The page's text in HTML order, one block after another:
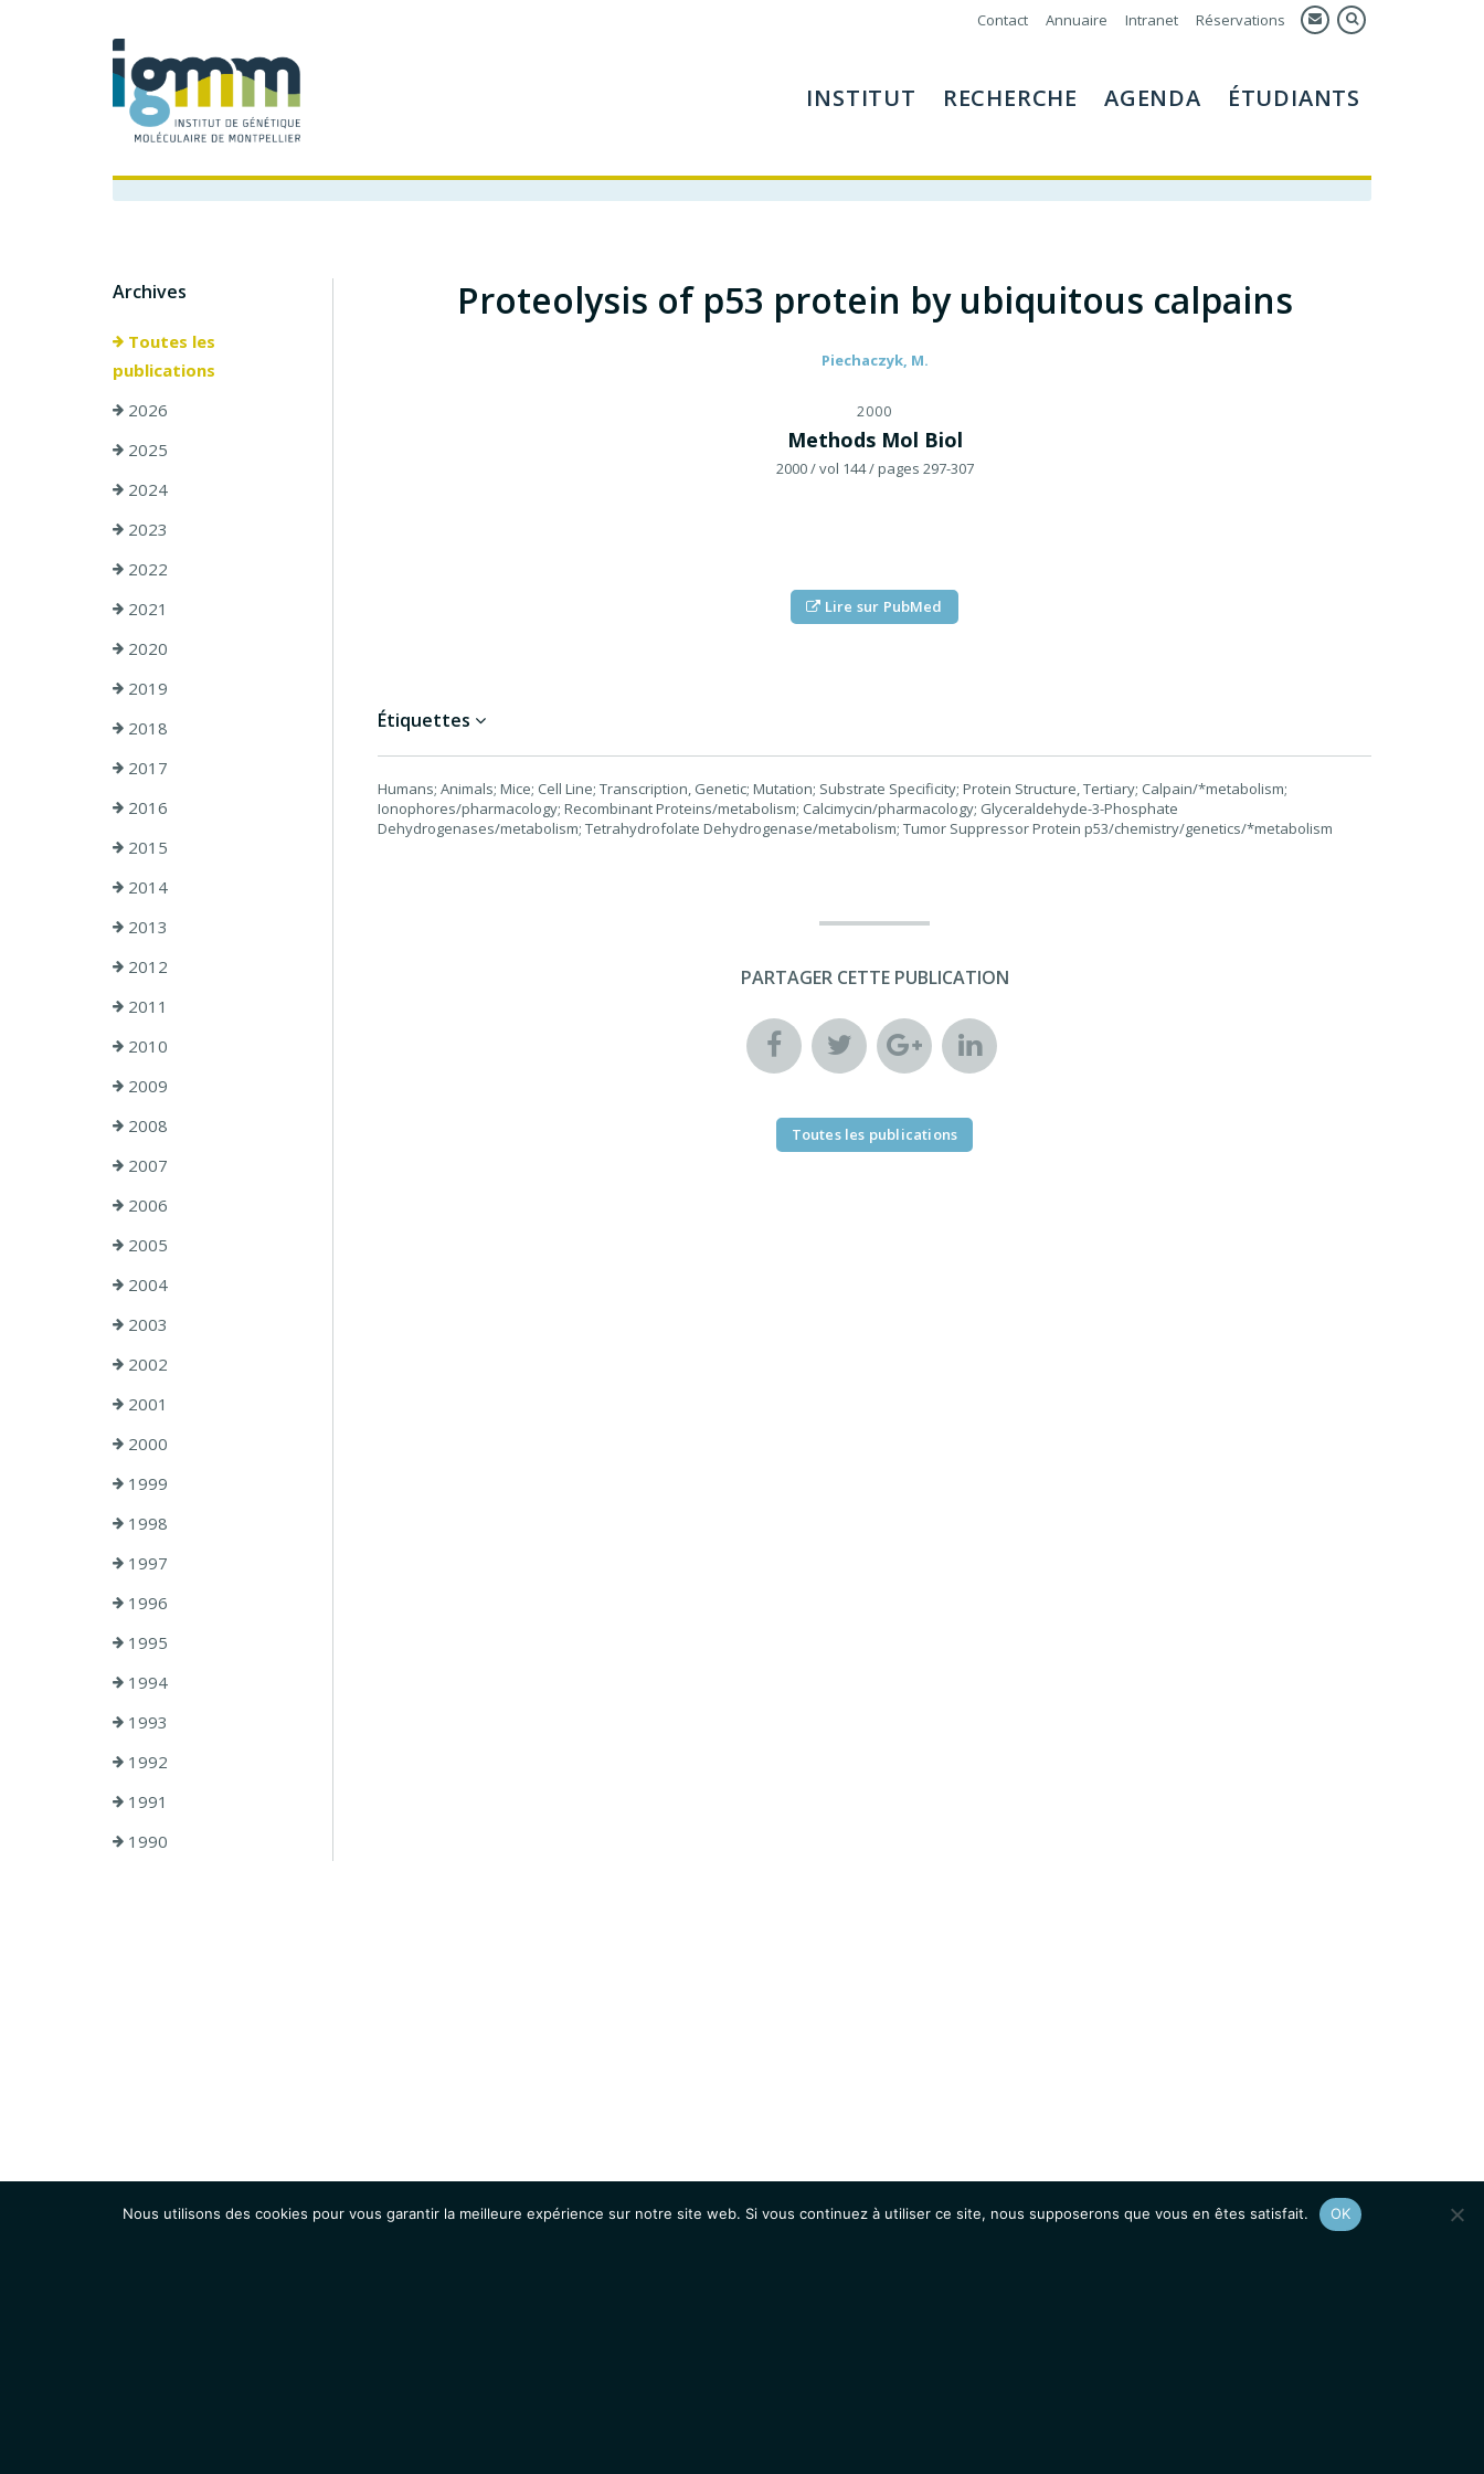
Contact Annuaire Intranet Réservations
INSTITUT RECHERCHE AGENDA ÉTUDIANTS
Archives
Toutes les
publications
2026
2025
2024
2023
2022
2021
2020
2019
2018
2017
2016
2015
2014
2013
2012
2011
2010
2009
2008
2007
2006
2005
2004
2003
2002
2001
2000
1999
1998
1997
1996
1995
1994
1993
1992
1991
1990
Proteolysis of p53 protein by ubiquitous calpains
Piechaczyk, M.
2000
Methods Mol Biol
2000/ vol 144/ pages 297-307
Lire sur PubMed
Étiquettes
Humans; Animals; Mice; Cell Line; Transcription, Genetic; Mutation; Substrate Specificity; Protein Structure, Tertiary; Calpain/*metabolism;
Ionophores/pharmacology; Recombinant Proteins/metabolism; Calcimycin/pharmacology; Glyceraldehyde-3-Phosphate
Dehydrogenases/metabolism; Tetrahydrofolate Dehydrogenase/metabolism; Tumor Suppressor Protein p53/chemistry/genetics/*metabolism
PARTAGER CETTE PUBLICATION
Toutes les publications
Nous utilisons des cookies pour vous garantir la meilleure expérience sur notre site web. Si vous continuez à utiliser ce site, nous supposerons que vous en êtes satisfait. OK